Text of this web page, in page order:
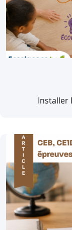
Installer